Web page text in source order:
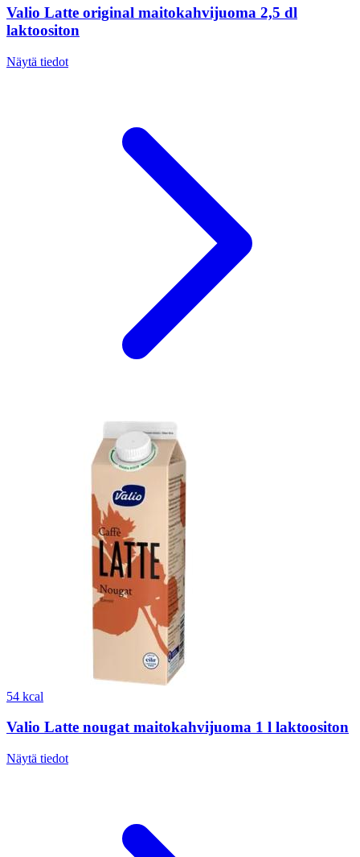
Valio Latte original maitokahvijuoma 2,5 dl
laktoositon
Näytä tiedot
54 kcal
Valio Latte nougat maitokahvijuoma 1 l laktoositon
Näytä tiedot